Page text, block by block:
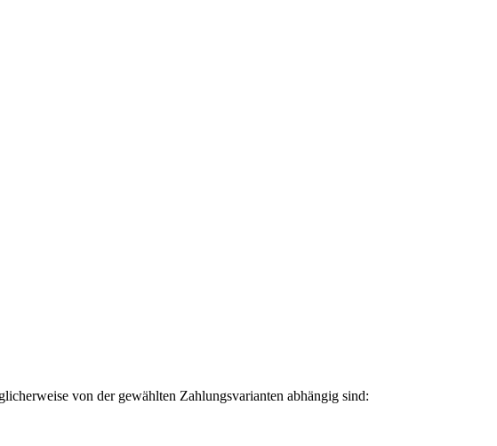
von der gewählten Zahlungsvarianten abhängig sind: